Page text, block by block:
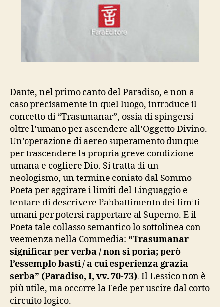
Dante, nel primo canto del Paradiso, e non a
caso precisamente in quel luogo, introduce il
concetto di “Trasumanar”, ossia di spingersi
oltre l’umano per ascendere all’Oggetto Divino.
Un’operazione di aereo superamento dunque
per trascendere la propria greve condizione
umana e cogliere Dio. Si tratta di un
neologismo, un termine coniato dal Sommo
Poeta per aggirare i limiti del Linguaggio e
tentare di descrivere l’abbattimento dei limiti
umani per potersi rapportare al Superno. E il
Poeta tale collasso semantico lo sottolinea con
veemenza nella Commedia: “Trasumanar
significar per verba / non si porìa; però
l’essemplo basti / a cui esperienza grazia
serba” (Paradiso, I, vv. 70-73). Il Lessico non è
più utile, ma occorre la Fede per uscire dal corto
circuito logico.